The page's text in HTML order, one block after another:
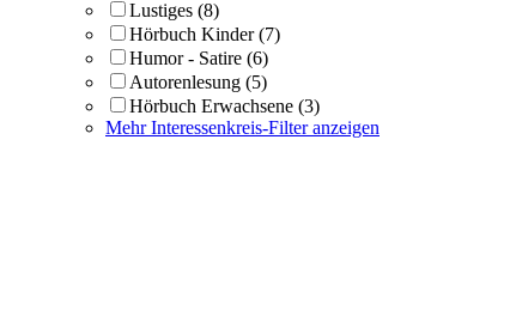
Lustiges (8)
Hörbuch Kinder (7)
Humor - Satire (6)
Autorenlesung (5)
Hörbuch Erwachsene (3)
Mehr Interessenkreis-Filter anzeigen